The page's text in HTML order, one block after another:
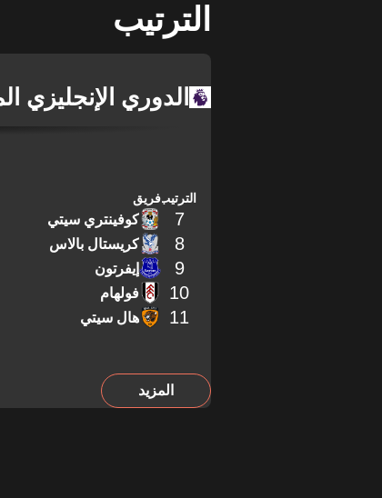
الترتيب
الدوري الإنجليزي
الترتيبفريق
7 كوفينتري سيتي
8 كريستال بالاس
9 إيفرتون
10 فولهام
11 هال سيتي
المزيد